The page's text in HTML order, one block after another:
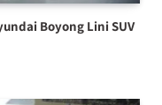
Boyong Lini SUV